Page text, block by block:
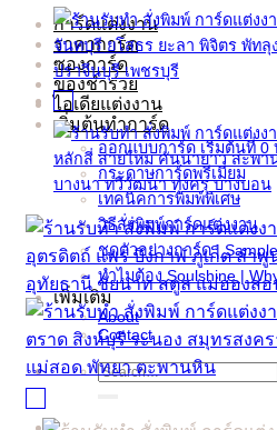
การ์ดแต่งงาน
ราคาการ์ด
ซองการ์ด
ของชำร่วย
ไอเดียแต่งงาน
เริ่มต้นทำการ์ด
ออกแบบการ์ด เริ่มต้นที่ 0
กระดาษการ์ดพรีเมี่ยม
เทคนิคการพิมพ์พิเศษ
วิธีสั่งพิมพ์การ์ดแต่งงาน
ชุดตัวอย่างการ์ด |
ทำไมต้อง Soulshine |
เพิ่มเติม
About
Contact
Search
for: